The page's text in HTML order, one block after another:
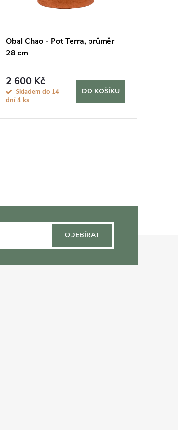
Obal Chao - Pot Terra, průměr
28 cm
2 600 Kč
Skladem do 14
dní4 ks
DO KOŠÍKU
ODEBÍRAT